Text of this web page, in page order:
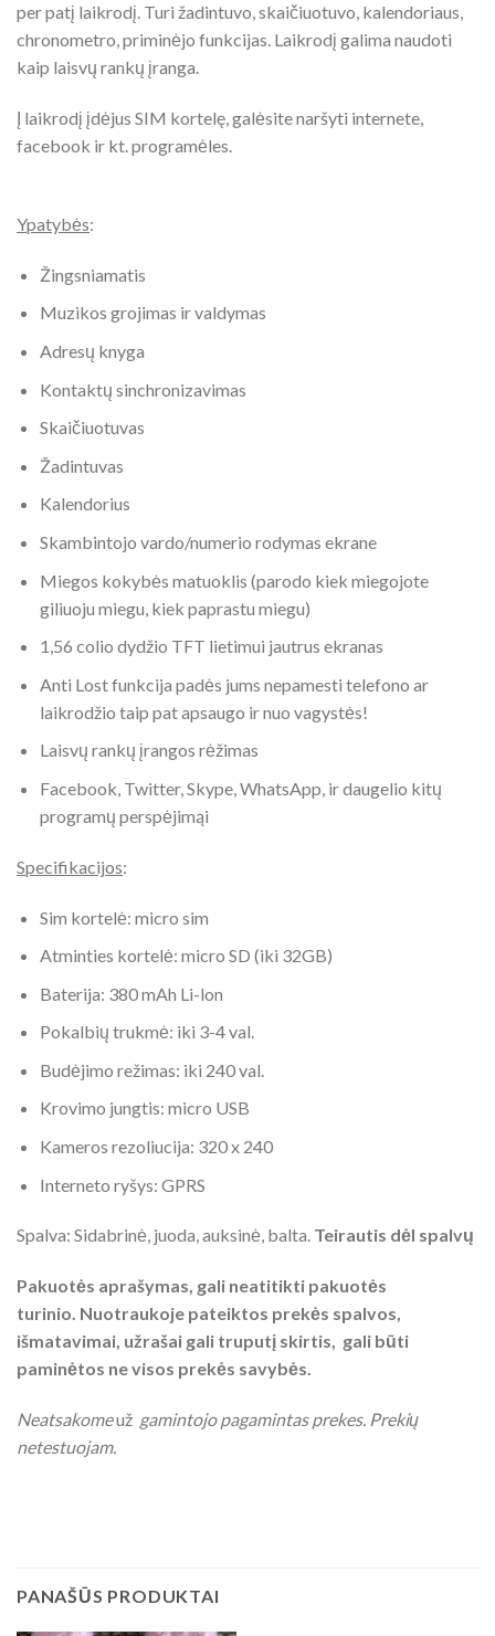
per patį laikrodį. Turi žadintuvo, skaičiuotuvo, kalendoriaus,
chronometro, priminėjo funkcijas. Laikrodį galima naudoti
kaip laisvų rankų įranga.
Į laikrodį įdėjus SIM kortelę, galėsite naršyti internete,
facebook ir kt. programėles.
Ypatybės:
Žingsniamatis
Muzikos grojimas ir valdymas
Adresų knyga
Kontaktų sinchronizavimas
Skaičiuotuvas
Žadintuvas
Kalendorius
Skambintojo vardo/numerio rodymas ekrane
Miegos kokybės matuoklis (parodo kiek miegojote
giliuoju miegu, kiek paprastu miegu)
1,56 colio dydžio TFT lietimui jautrus ekranas
Anti Lost funkcija padės jums nepamesti telefono ar
laikrodžio taip pat apsaugo ir nuo vagystės!
Laisvų rankų įrangos rėžimas
Facebook, Twitter, Skype, WhatsApp, ir daugelio kitų
programų perspėjimąi
Specifikacijos:
Sim kortelė: micro sim
Atminties kortelė: micro SD (iki 32GB)
Baterija: 380 mAh Li-lon
Pokalbių trukmė: iki 3-4 val.
Budėjimo režimas: iki 240 val.
Krovimo jungtis: micro USB
Kameros rezoliucija: 320 x 240
Interneto ryšys: GPRS
Spalva: Sidabrinė, juoda, auksinė, balta. Teirautis dėl spalvų
Pakuotės aprašymas, gali neatitikti pakuotės
turinio. Nuotraukoje pateiktos prekės spalvos,
išmatavimai, užrašai gali truputį skirtis, gali būti
paminėtos ne visos prekės savybės.
Neatsakomeuž gamintojo pagamintas prekes. Prekių
netestuojam.
PANAŠŪS PRODUKTAI